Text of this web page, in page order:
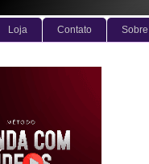
Loja Contato Sobre